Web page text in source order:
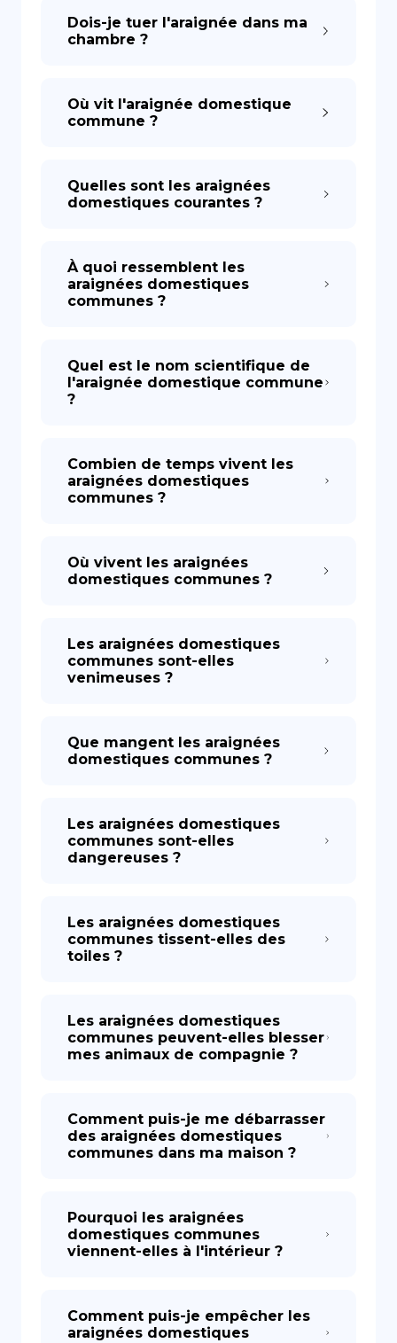
Dois-je tuer l'araignée dans ma
chambre ?
Où vit l'araignée domestique
commune ?
Quelles sont les araignées
domestiques courantes ?
À quoi ressemblent les
araignées domestiques
communes ?
Quel est le nom scientifique de
l'araignée domestique commune
?
Combien de temps vivent les
araignées domestiques
communes ?
Où vivent les araignées
domestiques communes ?
Les araignées domestiques
communes sont-elles
venimeuses ?
Que mangent les araignées
domestiques communes ?
Les araignées domestiques
communes sont-elles
dangereuses ?
Les araignées domestiques
communes tissent-elles des
toiles ?
Les araignées domestiques
communes peuvent-elles blesser
mes animaux de compagnie ?
Comment puis-je me débarrasser
des araignées domestiques
communes dans ma maison ?
Pourquoi les araignées
domestiques communes
viennent-elles à l'intérieur ?
Comment puis-je empêcher les
araignées domestiques